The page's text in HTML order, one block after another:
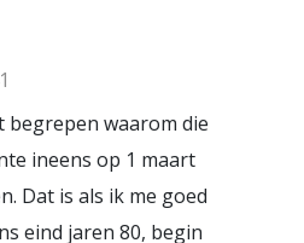
begrepen waarom die
ineens op 1 maart
Dat is als ik me goed
eind jaren 80, begin